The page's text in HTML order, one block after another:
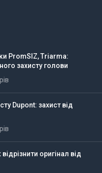
PromSIZ, Triarma:
захисту голови
Dupont: захист від
оригінал від